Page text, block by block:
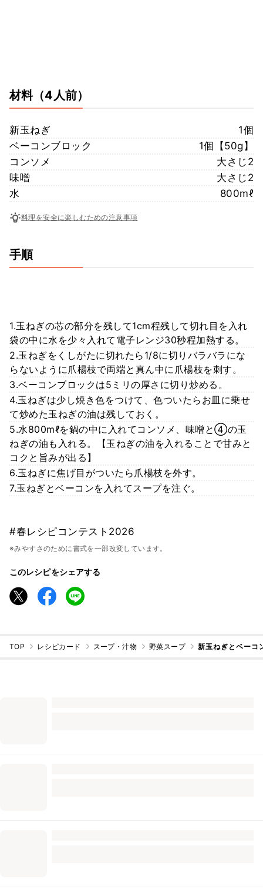
材料（4人前）
新玉ねぎ
1個
ベーコンブロック
1個【50g】
コンソメ
大さじ2
味噌
大さじ2
水
800mℓ
料理を安全に楽しむための注意事項
手順
1.玉ねぎの芯の部分を残して1cm程残して切れ目を入れ
袋の中に水を少々入れて電子レンジ30秒程加熱する。
2.玉ねぎをくしがたに切れたら1/8に切りバラバラにな
らないように爪楊枝で両端と真ん中に爪楊枝を刺す。
3.ベーコンブロックは5ミリの厚さに切り炒める。
4.玉ねぎは少し焼き色をつけて、色ついたらお皿に乗せ
て炒めた玉ねぎの油は残しておく。
5.水800mℓを鍋の中に入れてコンソメ、味噌と④の玉
ねぎの油も入れる。【玉ねぎの油を入れることで甘みと
コクと旨みが出る】
6.玉ねぎに焦げ目がついたら爪楊枝を外す。
7.玉ねぎとベーコンを入れてスープを注ぐ。
#春レシピコンテスト2026
※みやすさのために書式を一部改変しています。
このレシピをシェアする
TOP レシピカード スープ・汁物 野菜スープ 新玉ねぎとベーコ